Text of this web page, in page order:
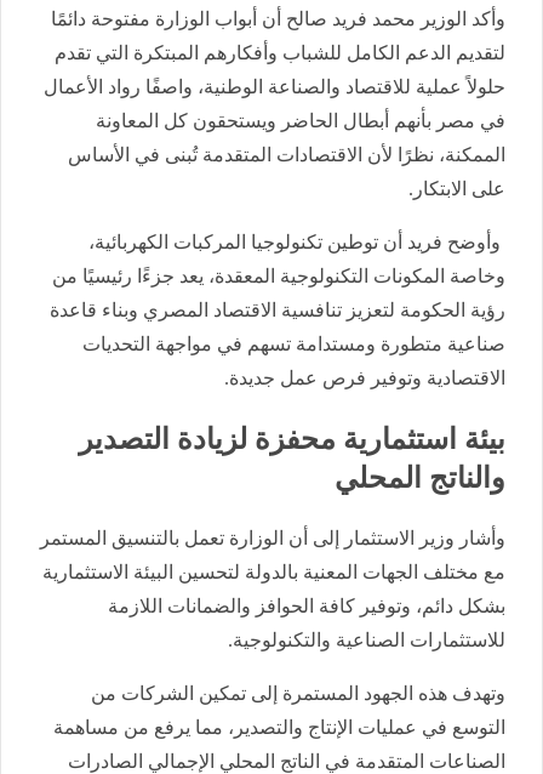
وأكد الوزير محمد فريد صالح أن أبواب الوزارة مفتوحة دائمًا
لتقديم الدعم الكامل للشباب وأفكارهم المبتكرة التي تقدم
حلولاً عملية للاقتصاد والصناعة الوطنية، واصفًا رواد الأعمال
في مصر بأنهم أبطال الحاضر ويستحقون كل المعاونة
الممكنة، نظرًا لأن الاقتصادات المتقدمة تُبنى في الأساس
على الابتكار.
وأوضح فريد أن توطين تكنولوجيا المركبات الكهربائية،
وخاصة المكونات التكنولوجية المعقدة، يعد جزءًا رئيسيًا من
رؤية الحكومة لتعزيز تنافسية الاقتصاد المصري وبناء قاعدة
صناعية متطورة ومستدامة تسهم في مواجهة التحديات
الاقتصادية وتوفير فرص عمل جديدة.
بيئة استثمارية محفزة لزيادة التصدير
والناتج المحلي
وأشار وزير الاستثمار إلى أن الوزارة تعمل بالتنسيق المستمر
مع مختلف الجهات المعنية بالدولة لتحسين البيئة الاستثمارية
بشكل دائم، وتوفير كافة الحوافز والضمانات اللازمة
للاستثمارات الصناعية والتكنولوجية.
وتهدف هذه الجهود المستمرة إلى تمكين الشركات من
التوسع في عمليات الإنتاج والتصدير، مما يرفع من مساهمة
الصناعات المتقدمة في الناتج المحلي الإجمالي الصادرات